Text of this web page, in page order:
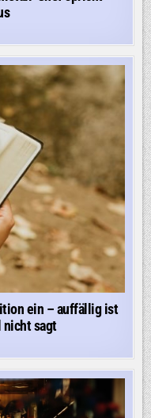
ein – auffällig ist
nicht sagt